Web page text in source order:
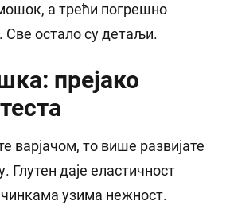
а трећи погрешно
Све остало су детаљи.
прејако
варјачом, то више развијате
Глутен даје еластичност
узима нежност.